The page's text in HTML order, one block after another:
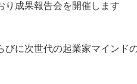
り成果報告会を開催します
に次世代の起業家マインド